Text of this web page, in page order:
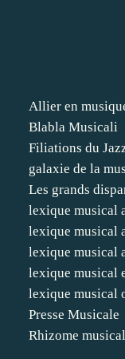
Allier en
Blabla Musicali
Filiations du
galaxie de la
Les grands
lexique musical
lexique musical
lexique musical
lexique musical
lexique musical
Presse Musicale
Rhizome musical